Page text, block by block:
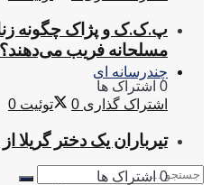
چندرسانه ای
پ.ک.ک و پژاک چگونه
مسلحانه فریب می‌دهند؟
0 اشتراک ها
اشتراک گذاری 0 توئیت 0
تیرباران یک دختر
0 اشتراک ها